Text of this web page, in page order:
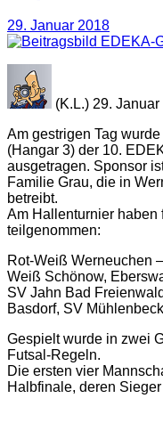
29. Januar 2018
(K.L.) 29.
Am gestrigen Tag
(Hangar 3) der 10.
ausgetragen. Sponsor
Familie Grau, die in
betreibt.
Am Hallenturnier haben
teilgenommen:
Rot-Weiß Werneuchen
Weiß Schönow,
SV Jahn Bad
Basdorf, SV
Gespielt wurde in zwei
Futsal-Regeln.
Die ersten vier
Halbfinale, deren